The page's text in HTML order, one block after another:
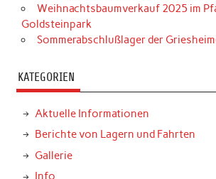
Weihnachtsbaumverkauf 2025 im
Goldsteinpark
Sommerabschlußlager der
KATEGORIEN
Aktuelle Informationen
Berichte von Lagern und Fahrten
Gallerie